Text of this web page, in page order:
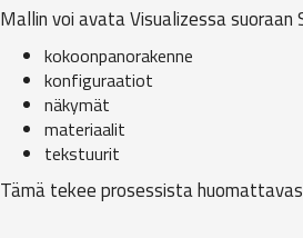
Mallin voi avata Visualizessa suoraan
kokoonpanorakenne
konfiguraatiot
näkymät
materiaalit
tekstuurit
Tämä tekee prosessista